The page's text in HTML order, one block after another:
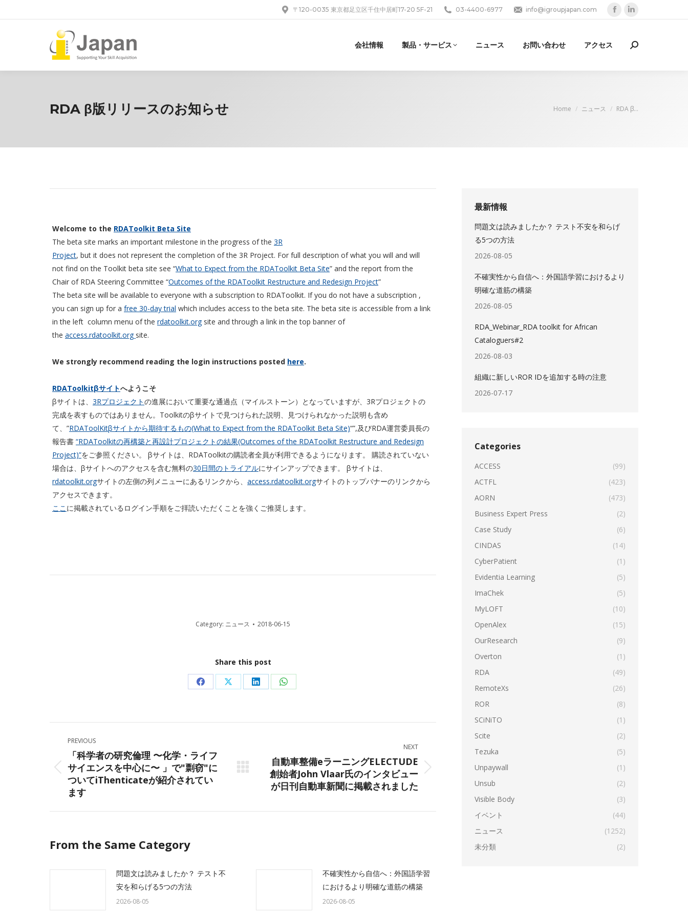
〒120-0035 東京都足立区千住中居町17-20 5F-21 03-4400-6977 info@igroupjapan.com
opensopens
会社情報 製品・サービス ニュース お問い合わせ アクセス Search:
RDA β版リリースのお知らせ You are here:
Home ニュース RDA β…
Welcome to the RDAToolkit Beta Site
The beta site marks an important milestone in the progress of the 3R
Project, but it does not represent the completion of the 3R Project. For full description of what you will and will
not find on the Toolkit beta site see “What to Expect from the RDAToolkit Beta Site” and the report from the
Chair of RDA Steering Committee “Outcomes of the RDAToolkit Restructure and Redesign Project”
The beta site will be available to everyone with a subscription to RDAToolkit. If you do not have a subscription ,
you can sign up for a free 30-day trial which includes access to the beta site. The beta site is accessible from a link
in the left column menu of the rdatoolkit.orgsite and through a link in the top banner of
the access.rdatoolkit.org site.
We strongly recommend reading the login instructions posted here.
RDAToolkitβサイトへようこそ
βサイトは、 3Rプロジェクトの進展において重要な通過点（マイルストーン）となっていますが、3Rプロジェクトの
完成を表すものではありません。Toolkitのβサイトで見つけられた説明、見つけられなかった説明も含め
て、”RDAToolKitβサイトから期待するもの(What to Expect from the RDAToolkit Beta Site)“”,及びRDA運営委員長の
報告書 “RDAToolkitの再構築と再設計プロジェクトの結果(Outcomes of the RDAToolkit Restructure and Redesign
Project)”をご参照ください。 βサイトは、RDAToolkitの購読者全員が利用できるようになります。 購読されていない
場合は、βサイトへのアクセスを含む無料の30日間のトライアルにサインアップできます。 βサイトは、
rdatoolkit.orgサイトの左側の列メニューにあるリンクから、 access.rdatoolkit.orgサイトのトップバナーのリンクから
アクセスできます。
ここ に掲載されているログイン手順をご拝読いただくことを強くご推奨します。
Category: ニュース 2018-06-15
Share this post
Share
Facebook
Share
X
Share
LinkedIn
Share
WhatsApp
navigation
PREVIOUS
Previous
post:
「科学者の研究倫理 〜化学・ライフ
サイエンスを中心に〜 」で"剽窃"に
ついてiThenticateが紹介されてい
ます
NEXT
Next
post:
自動車整備eラーニングELECTUDE
創始者John Vlaar氏のインタビュー
が日刊自動車新聞に掲載されました
From the Same Category
問題文は読みましたか？ テスト不
安を和らげる5つの方法
2026-08-05
不確実性から自信へ：外国語学習
におけるより明確な道筋の構築
2026-08-05
最新情報
問題文は読みましたか？ テスト不安を和らげ
る5つの方法
2026-08-05
不確実性から自信へ：外国語学習におけるより
明確な道筋の構築
2026-08-05
RDA_Webinar_RDA toolkit for African
Cataloguers#2
2026-08-03
組織に新しいROR IDを追加する時の注意
2026-07-17
Categories
ACCESS
(99)
ACTFL
(423)
AORN
(473)
Business Expert Press
(2)
Case Study
(6)
CINDAS
(14)
CyberPatient
(1)
Evidentia Learning
(5)
ImaChek
(5)
MyLOFT
(10)
OpenAlex
(15)
OurResearch
(9)
Overton
(1)
RDA
(49)
RemoteXs
(26)
ROR
(8)
SCiNiTO
(1)
Scite
(2)
Tezuka
(5)
Unpaywall
(1)
Unsub
(2)
Visible Body
(3)
イベント
(44)
ニュース
(1252)
未分類
(2)